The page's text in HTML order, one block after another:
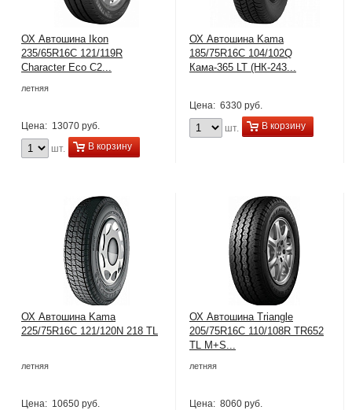
ОХ Автошина Ikon
235/65R16C 121/119R
Character Eco C2...
летняя
Цена: 13070 руб.
шт. В корзину
ОХ Автошина Kama
185/75R16C 104/102Q
Кама-365 LT (НК-243...
Цена: 6330 руб.
шт. В корзину
ОХ Автошина Kama
225/75R16C 121/120N 218 TL
летняя
Цена: 10650 руб.
ОХ Автошина Triangle
205/75R16C 110/108R TR652
TL M+S...
летняя
Цена: 8060 руб.